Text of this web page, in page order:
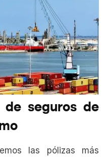
de seguros de
las pólizas más